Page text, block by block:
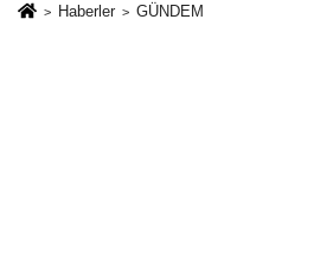
Haberler GÜNDEM